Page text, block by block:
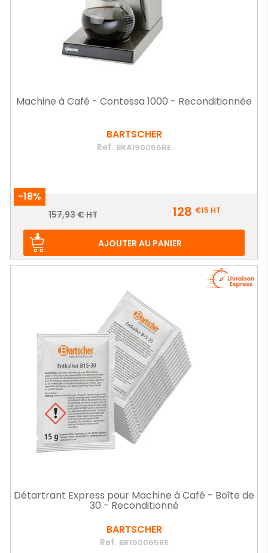
Machine à Café - Contessa 1000 - Reconditionnée
BARTSCHER
Ref. BRA190056RE
-18%
Prix
Prix
157,93 € HT 128 €15 HT
AJOUTER AU PANIER
Détartrant Express pour Machine à Café - Boîte de
30 - Reconditionné
BARTSCHER
Ref. BR190065RE